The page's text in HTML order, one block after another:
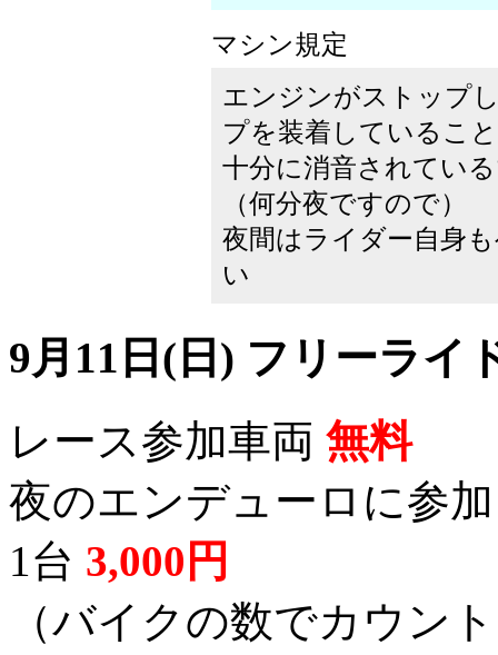
マシン規定
エンジンがストップ
プを装着しているこ
十分に消音されてい
（何分夜ですので）
夜間はライダー自身
い
9月11日(日) フリーライ
レース参加車両 無料
夜のエンデューロに参
1台 3,000円
（バイクの数でカウン